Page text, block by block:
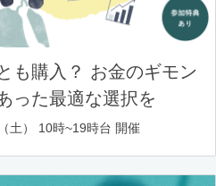
も購入？ お金のギモン
った最適な選択を
土） 10時~19時台 開催